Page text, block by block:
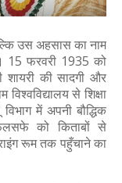
उस अहसास का नाम
15 फरवरी 1935 को
शायरी की सादगी और
से शिक्षा
में अपनी बौद्धिक
को किताबों से
रूम तक पहुँचाने का